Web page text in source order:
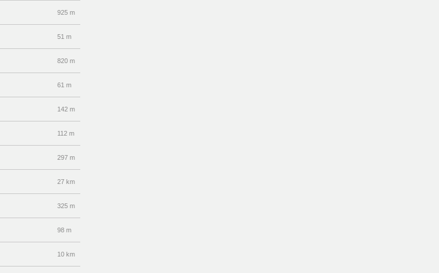
925 m
51 m
820 m
61 m
142 m
112 m
297 m
27 km
325 m
98 m
10 km